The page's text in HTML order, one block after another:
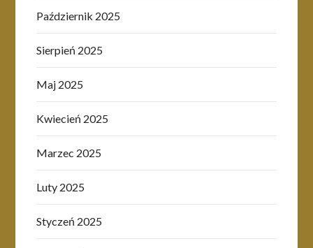
Październik 2025
Sierpień 2025
Maj 2025
Kwiecień 2025
Marzec 2025
Luty 2025
Styczeń 2025